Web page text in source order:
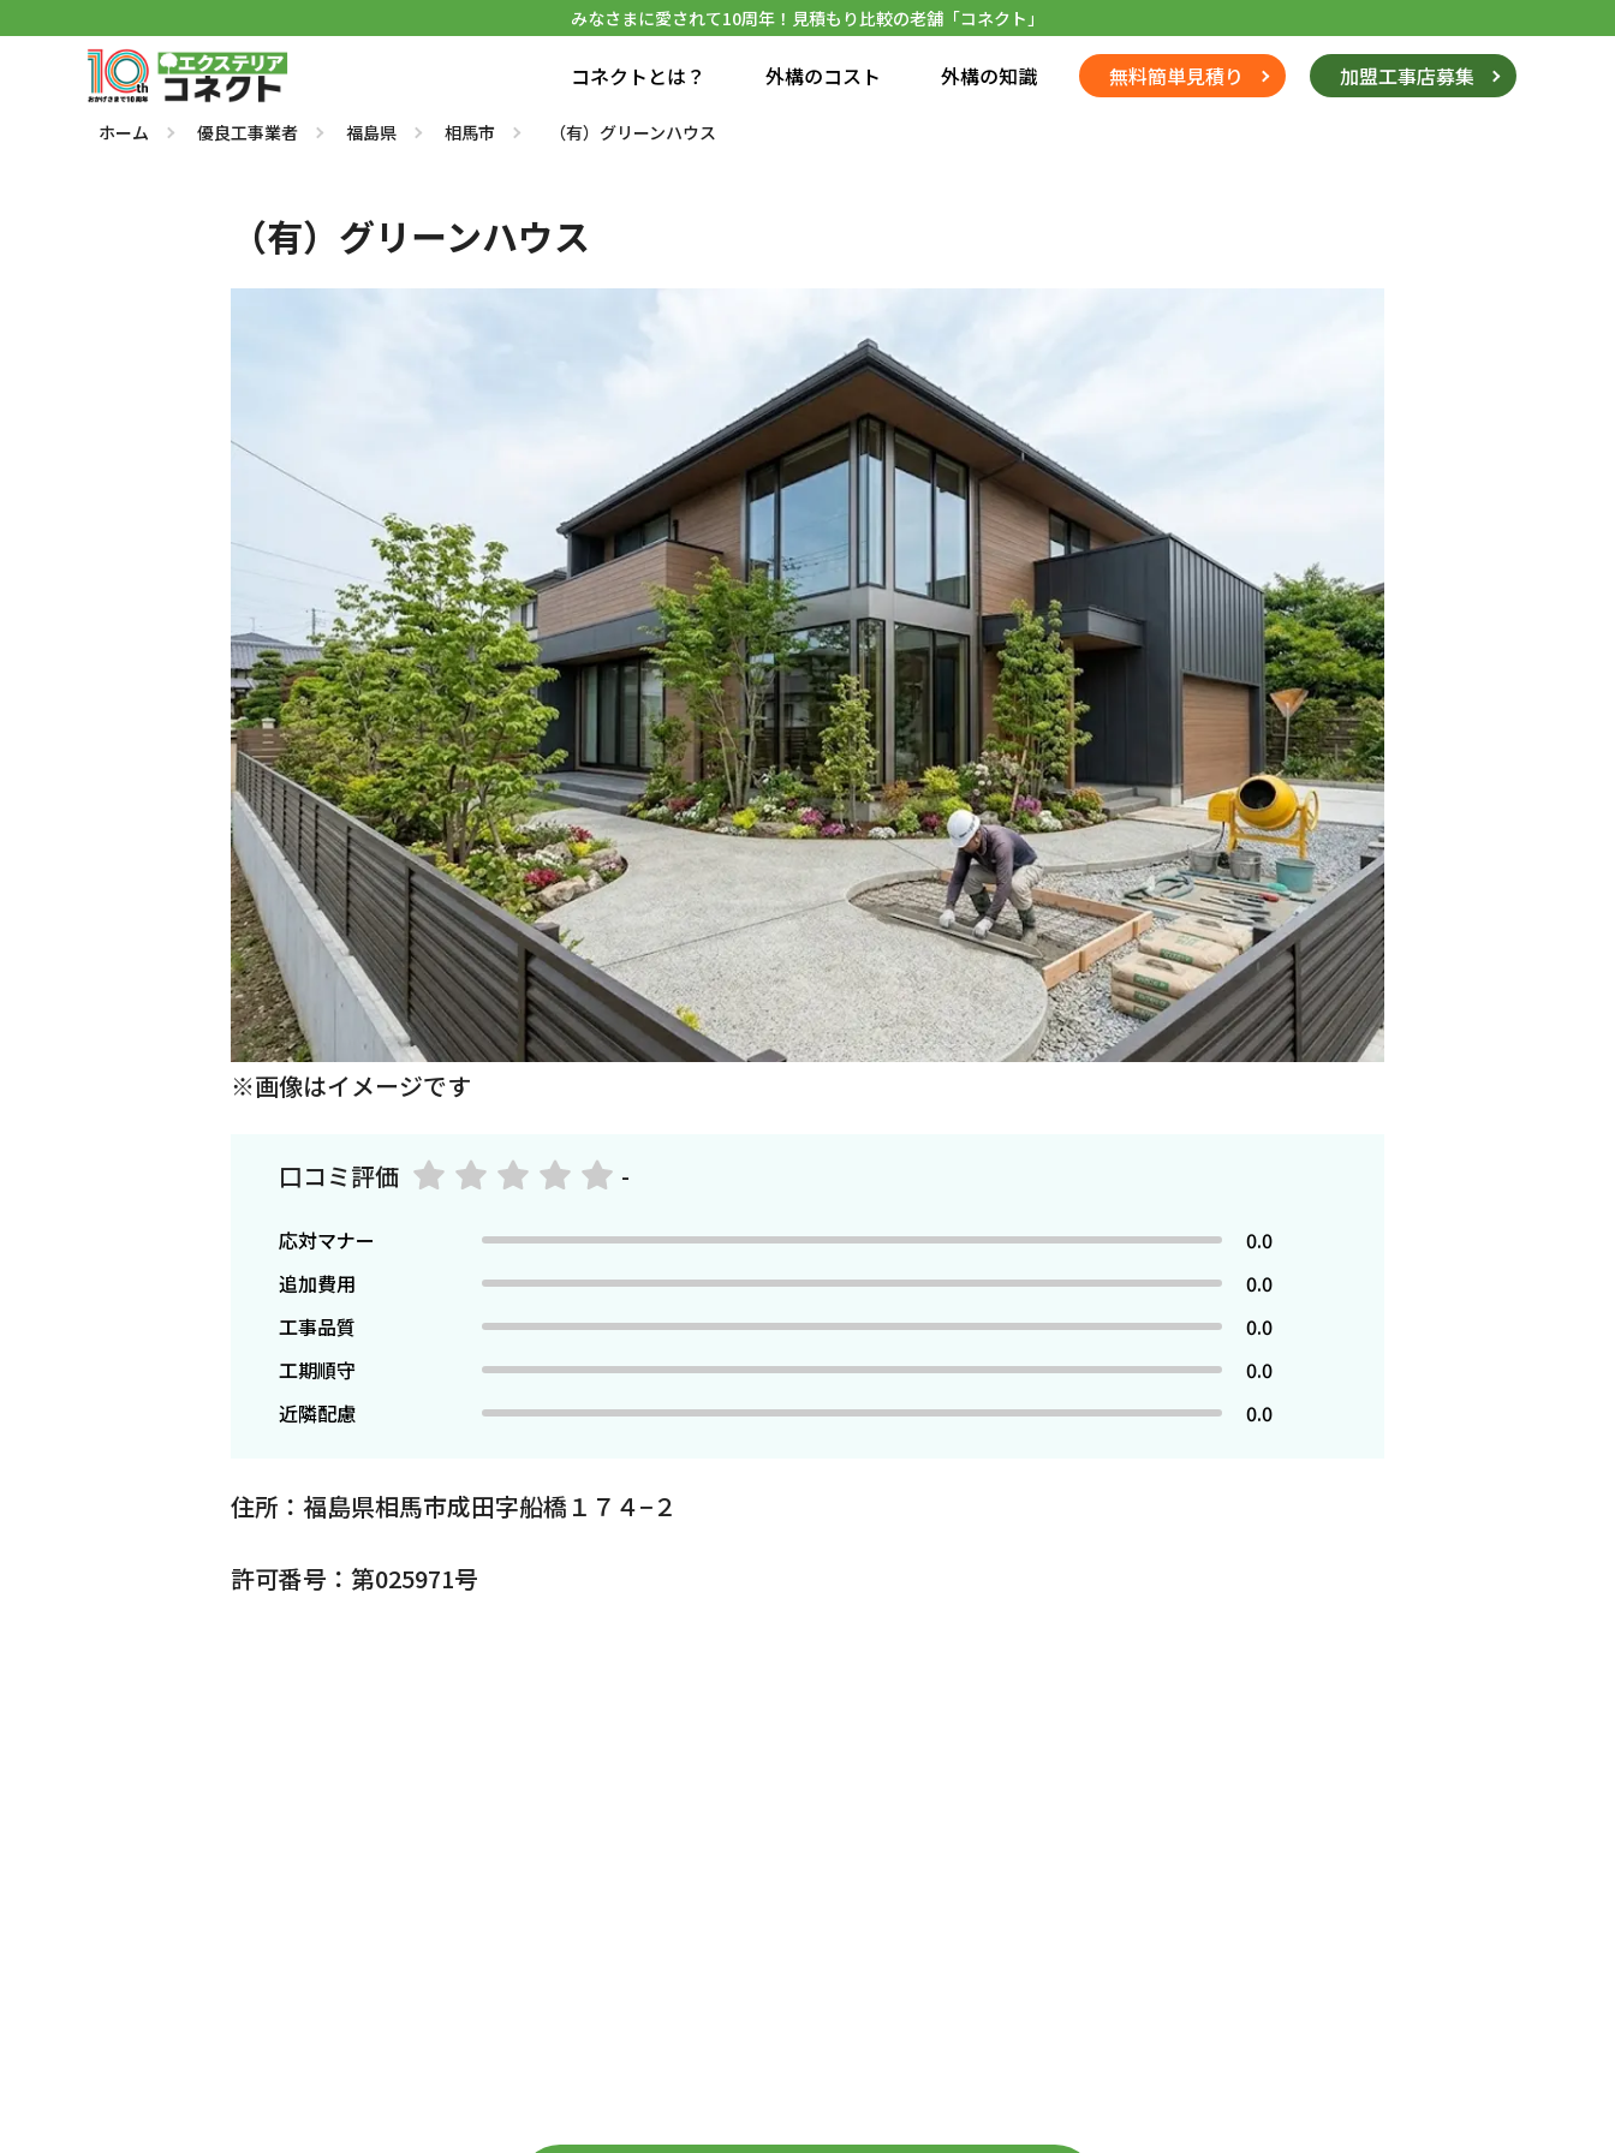
みなさまに愛されて10周年！見積もり比較の老舗「コネクト」
コネクトとは？ 外構のコスト 外構の知識 無料簡単見積り 加盟工事店募集
ホーム 優良工事業者 福島県 相馬市 （有）グリーンハウス
（有）グリーンハウス
※画像はイメージです
口コミ評価 -
応対マナー
0.0
追加費用
0.0
工事品質
0.0
工期順守
0.0
近隣配慮
0.0
住所：福島県相馬市成田字船橋１７４−２
許可番号：第025971号